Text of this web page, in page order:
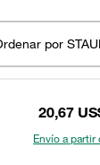
20,67
Envío a partir